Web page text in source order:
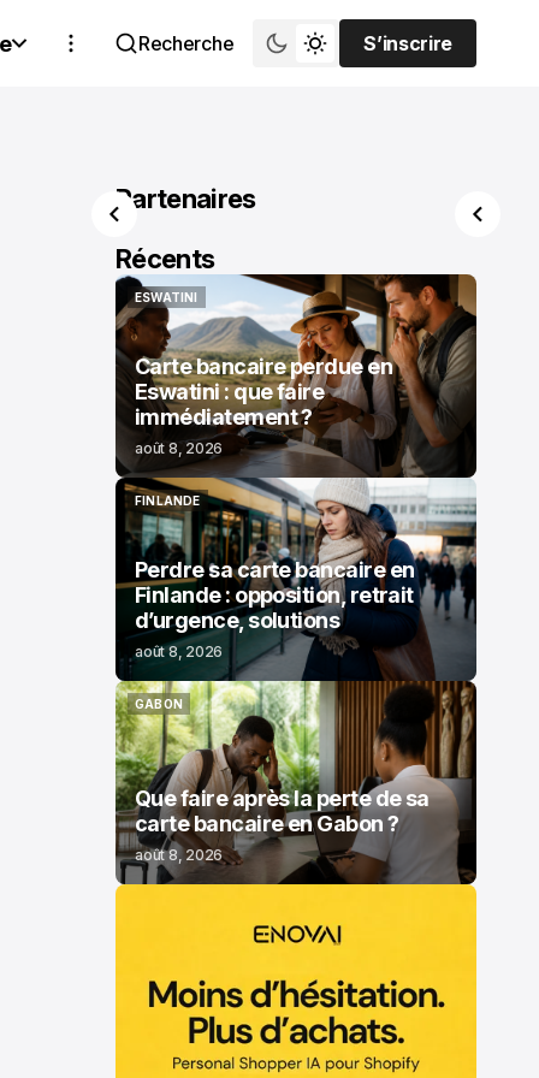
Recherche
S’inscrire
S’inscrire
Partenaires
Récents
ESWATINI
ESWATINI
Carte bancaire perdue en
Eswatini : que faire
immédiatement ?
août 8, 2026
FINLANDE
FINLANDE
Perdre sa carte bancaire en
Finlande : opposition, retrait
d’urgence, solutions
août 8, 2026
GABON
GABON
Que faire après la perte de sa
carte bancaire en Gabon ?
août 8, 2026